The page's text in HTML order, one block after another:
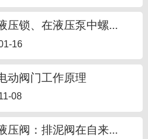
压锁、在液压泵中螺...
16
动阀门工作原理
08
压阀：排泥阀在自来...